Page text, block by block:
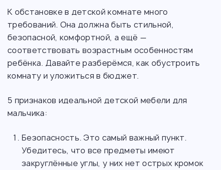
К обстановке в детской комнате много
требований. Она должна быть стильной,
безопасной, комфортной, а ещё —
соответствовать возрастным особенностям
ребёнка. Давайте разберёмся, как обустроить
комнату и уложиться в бюджет.
5 признаков идеальной детской мебели для
мальчика:
Безопасность. Это самый важный пункт.
Убедитесь, что все предметы имеют
закруглённые углы, у них нет острых кромок